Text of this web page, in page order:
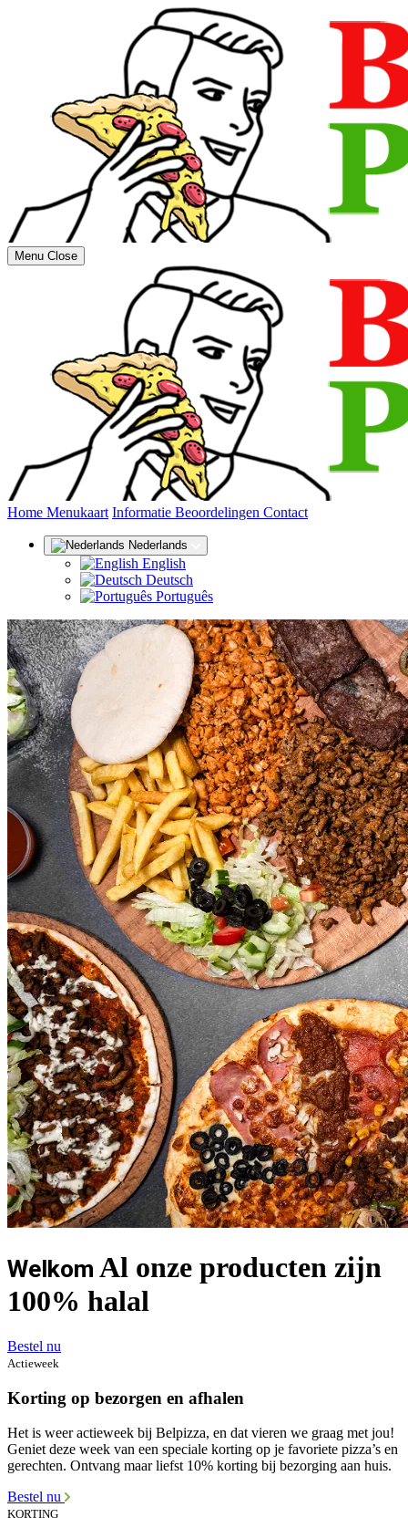
Menu Close
Home (huidige)
Menukaart Informatie Beoordelingen Contact
Nederlands
English
Deutsch
Português
Welkom Al onze producten zijn
100% halal
Bestel nu
Actieweek
Korting op bezorgen en afhalen
Het is weer actieweek bij Belpizza, en dat vieren we graag met jou!
Geniet deze week van een speciale korting op je favoriete pizza’s en
gerechten. Ontvang maar liefst 10% korting bij bezorging aan huis.
Bestel nu
KORTING